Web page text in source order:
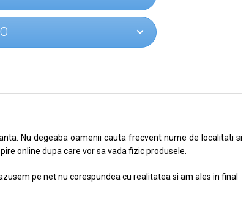
Nu degeaba oamenii cauta frecvent nume de localitati si
online dupa care vor sa vada fizic produsele.
pe net nu corespundea cu realitatea si am ales in final